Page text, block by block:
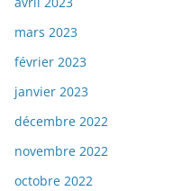
mars 2023
février 2023
janvier 2023
décembre 2022
novembre 2022
octobre 2022